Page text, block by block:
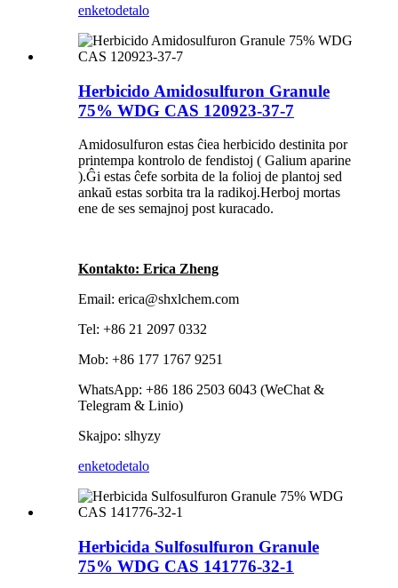
enketodetalo
Herbicido Amidosulfuron Granule
75% WDG CAS 120923-37-7
Amidosulfuron estas ĉiea herbicido destinita por
printempa kontrolo de fendistoj ( Galium aparine
).Ĝi estas ĉefe sorbita de la folioj de plantoj sed
ankaŭ estas sorbita tra la radikoj.Herboj mortas
ene de ses semajnoj post kuracado.
Kontakto: Erica Zheng
Email: erica@shxlchem.com
Tel: +86 21 2097 0332
Mob: +86 177 1767 9251
WhatsApp: +86 186 2503 6043 (WeChat &
Telegram & Linio)
Skajpo: slhyzy
enketodetalo
Herbicida Sulfosulfuron Granule
75% WDG CAS 141776-32-1